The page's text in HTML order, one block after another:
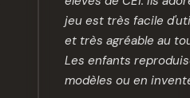
jeu est très facile
et très agréable au
Les enfants
modèles ou en